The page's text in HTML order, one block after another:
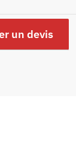
un devis